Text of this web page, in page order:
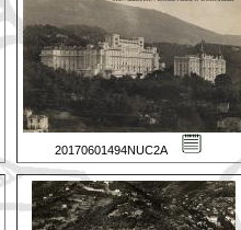
20170601494NUC2A